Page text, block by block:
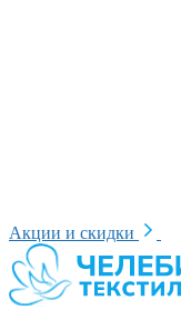
Акции и скидки